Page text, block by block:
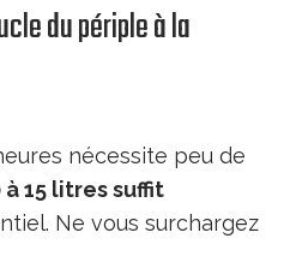
du périple à la
nécessite peu de
à 15 litres suffit
Ne vous surchargez